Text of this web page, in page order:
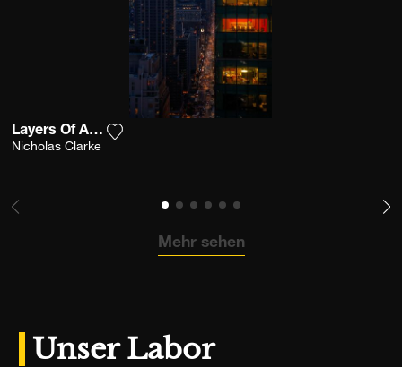
Layers Of An Apple
Nicholas Clarke
Mehr sehen
Unser Labor